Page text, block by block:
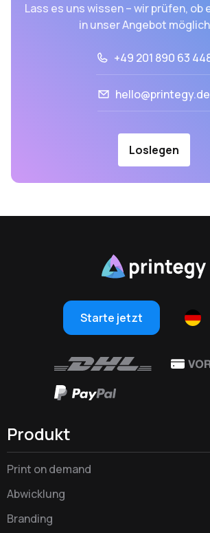
Lass es uns wissen – wir prüfen, ob
in unser Angebot
+49 201 890 63
hello@printegy.de
Loslegen
Starte jetzt
Produkt
Print on demand
Abwicklung
Branding